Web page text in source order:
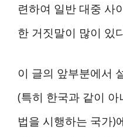
련하여 일반 대중 사
한 거짓말이 많이 있
이 글의 앞부분에서
(특히 한국과 같이
법을 시행하는 국가)